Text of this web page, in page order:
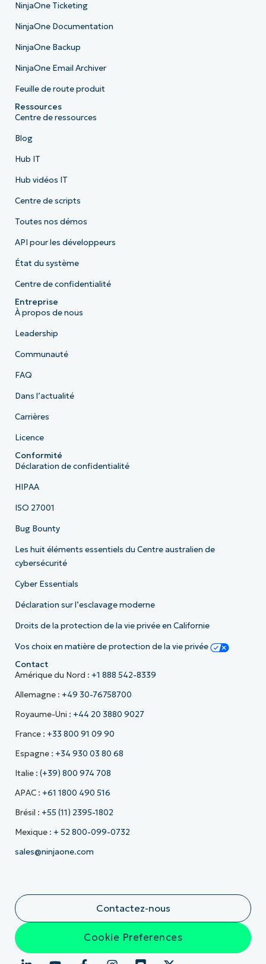
NinjaOne Ticketing
NinjaOne Documentation
NinjaOne Backup
NinjaOne Email Archiver
Feuille de route produit
Ressources
Centre de ressources
Blog
Hub IT
Hub vidéos IT
Centre de scripts
Toutes nos démos
API pour les développeurs
État du système
Centre de confidentialité
Entreprise
À propos de nous
Leadership
Communauté
FAQ
Dans l’actualité
Carrières
Licence
Conformité
Déclaration de confidentialité
HIPAA
ISO 27001
Bug Bounty
Les huit éléments essentiels du Centre australien de
cybersécurité
Cyber Essentials
Déclaration sur l’esclavage moderne
Droits de la protection de la vie privée en Californie
Vos choix en matière de protection de la vie privée
Contact
Amérique du Nord : +1 888 542-8339
Allemagne : +49 30-76758700
Royaume-Uni : +44 20 3880 9027
France : +33 800 91 09 90
Espagne : +34 930 03 80 68
Italie : (+39) 800 974 708
APAC : +61 1800 490 516
Brésil : +55 (11) 2395-1802
Mexique : + 52 800-099-0732
sales@ninjaone.com
Contactez-nous
Cookie Preferences